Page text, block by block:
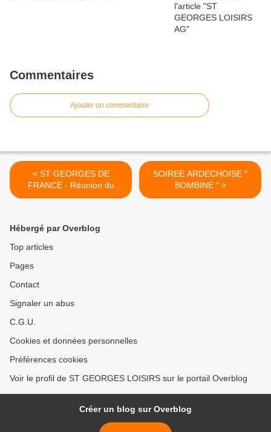
Commentaires
Ajouter un commentaire
< ST GEORGES DE
FRANCE - Réunion du
bureau à STG des
SOIREE ARDECHOISE "
BOMBINE " >
Hébergé par Overblog
Top articles
Pages
Contact
Signaler un abus
C.G.U.
Cookies et données personnelles
Préférences cookies
Voir le profil de ST GEORGES LOISIRS sur le portail Overblog
Créer un blog sur Overblog